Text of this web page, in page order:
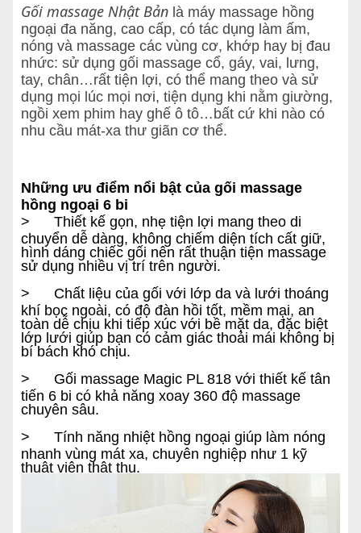
Gối massage Nhật Bảnlà máy massage hồng
ngoại đa năng, cao cấp, có tác dụng làm ấm,
nóng và massage các vùng cơ, khớp hay bị đau
nhức: sử dụng gối massage cổ, gáy, vai, lưng,
tay, chân…rất tiện lợi, có thể mang theo và sử
dụng mọi lúc mọi nơi, tiện dụng khi nằm giường,
ngồi xem phim hay ghế ô tô…bất cứ khi nào có
nhu cầu mát-xa thư giãn cơ thể.
Những ưu điểm nổi bật của gối massage
hồng ngoại 6 bi
> Thiết kế gọn, nhẹ tiện lợi mang theo di
chuyển dễ dàng, không chiếm diện tích cất giữ,
hình dáng chiếc gối nên rất thuận tiện massage
sử dụng nhiều vị trí trên người.
> Chất liệu của gối với lớp da và lưới thoáng
khí bọc ngoài, có độ đàn hồi tốt, mềm mại, an
toàn dễ chịu khi tiếp xúc với bề mặt da, đặc biệt
lớp lưới giúp bạn có cảm giác thoải mái không bị
bí bách khó chịu.
> Gối massage Magic PL 818 với thiết kế tân
tiến 6 bi có khả năng xoay 360 độ massage
chuyên sâu.
> Tính năng nhiệt hồng ngoại giúp làm nóng
nhanh vùng mát xa, chuyên nghiệp như 1 kỹ
thuật viên thật thụ.